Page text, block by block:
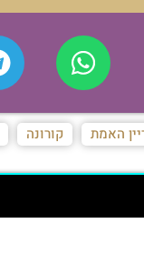
האמת קורונה